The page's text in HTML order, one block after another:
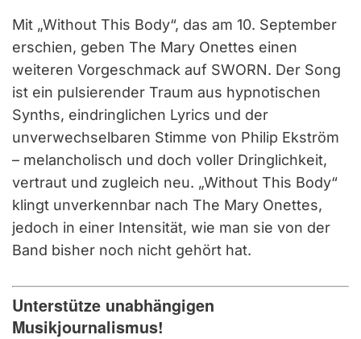
Mit „Without This Body“, das am 10. September
erschien, geben The Mary Onettes einen
weiteren Vorgeschmack auf SWORN. Der Song
ist ein pulsierender Traum aus hypnotischen
Synths, eindringlichen Lyrics und der
unverwechselbaren Stimme von Philip Ekström
– melancholisch und doch voller Dringlichkeit,
vertraut und zugleich neu. „Without This Body“
klingt unverkennbar nach The Mary Onettes,
jedoch in einer Intensität, wie man sie von der
Band bisher noch nicht gehört hat.
Unterstütze unabhängigen
Musikjournalismus!